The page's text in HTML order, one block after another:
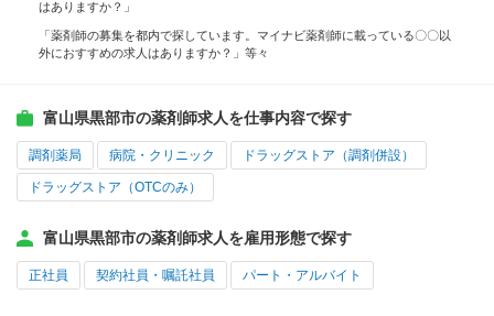
はありますか？」
「薬剤師の募集を都内で探しています。マイナビ薬剤師に載っている〇〇以
外におすすめの求人はありますか？」等々
富山県黒部市の薬剤師求人を仕事内容で探す
調剤薬局 病院・クリニック ドラッグストア（調剤併設）
ドラッグストア（OTCのみ）
富山県黒部市の薬剤師求人を雇用形態で探す
正社員 契約社員・嘱託社員 パート・アルバイト